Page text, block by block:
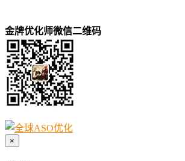
金牌优化师微信二维码
×